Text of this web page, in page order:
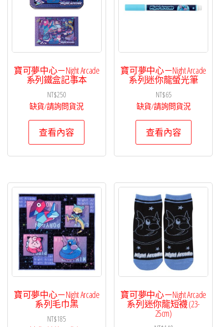
寶可夢中心－Night Arcade
系列鐵盒記事本
NT$250
缺貨/請詢問貨況
查看內容
寶可夢中心－Night Arcade
系列迷你龍螢光筆
NT$65
缺貨/請詢問貨況
查看內容
寶可夢中心－Night Arcade
系列毛巾黑
NT$185
寶可夢中心－Night Arcade
系列迷你龍短襪 (23-
25cm)